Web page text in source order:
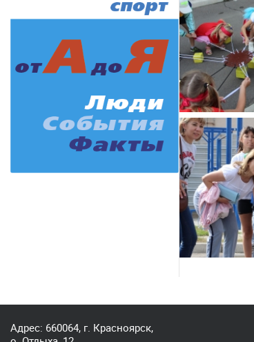
Адрес: 660064, г. Красноярск,